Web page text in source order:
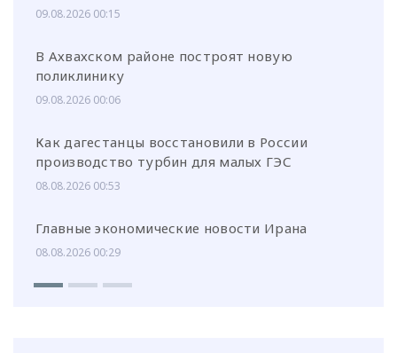
09.08.2026 00:15
В Ахвахском районе построят новую
поликлинику
09.08.2026 00:06
Как дагестанцы восстановили в России
производство турбин для малых ГЭС
08.08.2026 00:53
Главные экономические новости Ирана
08.08.2026 00:29